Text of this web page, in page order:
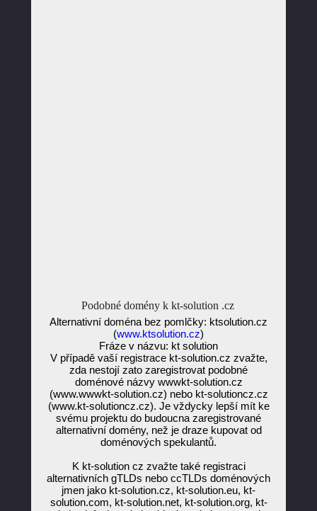
Podobné domény k kt-solution .cz
Alternativní doména bez pomlčky: ktsolution.cz
(www.ktsolution.cz)
Fráze v názvu: kt solution
V případě vaší registrace kt-solution.cz zvažte,
zda nestojí zato zaregistrovat podobné
doménové názvy wwwkt-solution.cz
(www.wwwkt-solution.cz) nebo kt-solutioncz.cz
(www.kt-solutioncz.cz). Je vždycky lepší mít ke
svému projektu do budoucna zaregistrované
alternativní domény, než je draze kupovat od
doménových spekulantů.
K kt-solution cz zvažte také registraci
alternativních gTLDs nebo ccTLDs doménových
jmen jako kt-solution.cz, kt-solution.eu, kt-
solution.com, kt-solution.net, kt-solution.org, kt-